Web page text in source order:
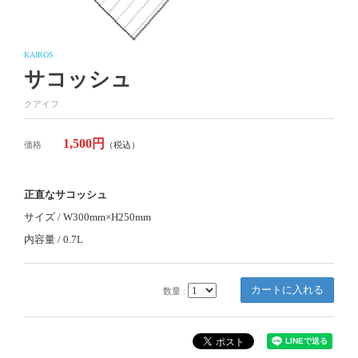
KAIROS
サコッシュ
クアイフ
価格 1,500円 （税込）
正直なサコッシュ
サイズ / W300mm×H250mm
内容量 / 0.7L
数量 :